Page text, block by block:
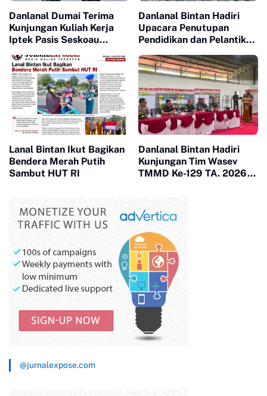
Danlanal Dumai Terima
Kunjungan Kuliah Kerja
Iptek Pasis Seskoau
Danlanal Bintan Hadiri
Upacara Penutupan
Pendidikan dan Pelantikan
KNP
Lanal Bintan Ikut Bagikan
Bendera Merah Putih
Sambut HUT RI
Danlanal Bintan Hadiri
Kunjungan Tim Wasev
TMMD Ke-129 TA. 2026
@jurnalexpose.com